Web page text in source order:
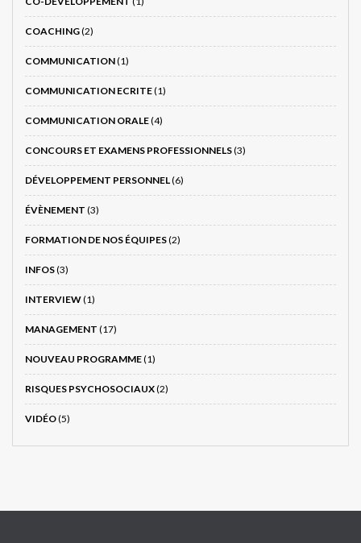
COACHING(2)
COMMUNICATION(1)
COMMUNICATION ECRITE(1)
COMMUNICATION ORALE(4)
CONCOURS ET EXAMENS PROFESSIONNELS(3)
DÉVELOPPEMENT PERSONNEL(6)
ÉVÈNEMENT (3)
FORMATION DE NOS ÉQUIPES(2)
INFOS(3)
INTERVIEW(1)
MANAGEMENT (17)
NOUVEAU PROGRAMME(1)
RISQUES PSYCHOSOCIAUX(2)
VIDÉO(5)